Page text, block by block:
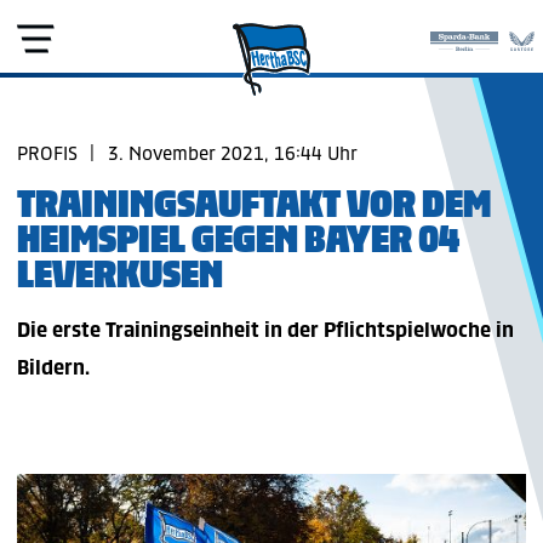
PROFIS 3. November 2021, 16:44 Uhr
TRAININGSAUFTAKT VOR DEM
HEIMSPIEL GEGEN BAYER 04
LEVERKUSEN
Die erste Trainingseinheit in der Pflichtspielwoche in
Bildern.